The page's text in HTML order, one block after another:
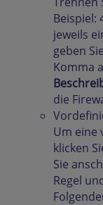
Beispiel:
jeweils
geben
Komma
die
Um eine
klicken
Sie
Regel